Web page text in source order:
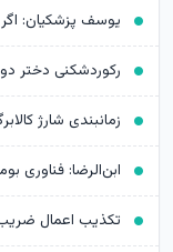
یوسف پزشکیان:
رکوردشکنی دختر